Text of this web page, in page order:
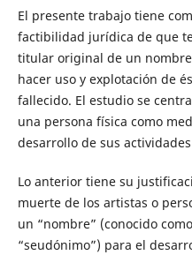
El presente trabajo tiene
factibilidad jurídica de que
titular original de un
hacer uso y explotación de
fallecido. El estudio se
una persona física como
desarrollo de sus
Lo anterior tiene su
muerte de los artistas o
un “nombre” (conocido
“seudónimo”) para el